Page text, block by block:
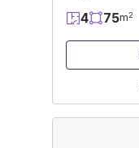
4 75m2